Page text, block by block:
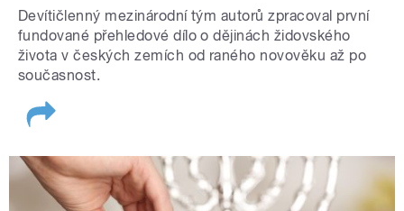
Devítičlenný mezinárodní tým autorů zpracoval první
fundované přehledové dílo o dějinách židovského
života v českých zemích od raného novověku až po
současnost.